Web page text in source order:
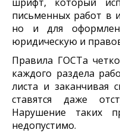
письменных работ в
но и для
юридическую и
Правила ГОСТа
каждого раздела
листа и заканчивая
ставятся даже
Нарушение таких
недопустимо.